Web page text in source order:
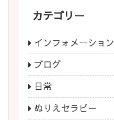
カテゴリー
インフォメーション
ブログ
日常
ぬりえセラピー